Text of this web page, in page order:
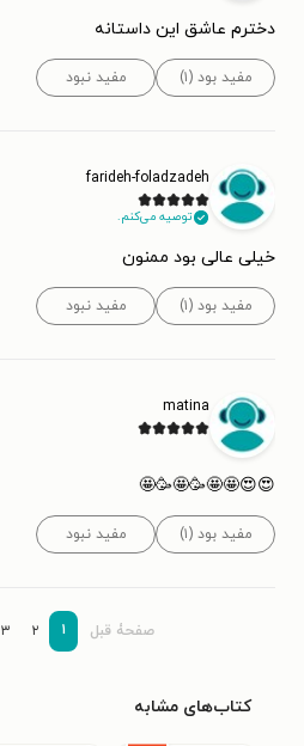
دخترم عاشق این داستانه
مفید بود (۱) مفید نبود
farideh-foladzadeh
توصیه می‌کنم.
خیلی عالی بود ممنون
مفید بود (۱) مفید نبود
matina
😍😍🤩🤩🥳🤩🥳🤩
مفید بود (۱) مفید نبود
صفحۀ قبل ۱ ۲ ۳
کتاب‌های مشابه